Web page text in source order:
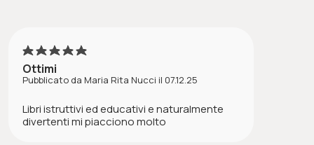
Ottimi
Pubblicato da Maria Rita Nucci il 07.12.25
Libri istruttivi ed educativi e naturalmente
divertenti mi piacciono molto